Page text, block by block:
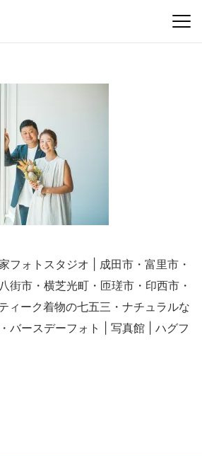
フォトスタジオ | 成田市・富里市・
街市・横芝光町・匝瑳市・印西市・
ィーク着物の七五三・ナチュラルな
バースデーフォト | 写真館 | ハグフ